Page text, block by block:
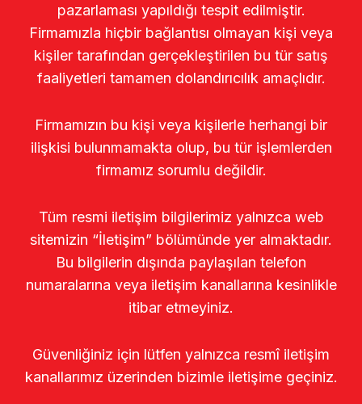
pazarlaması yapıldığı tespit edilmiştir.
Firmamızla hiçbir bağlantısı olmayan kişi veya
kişiler tarafından gerçekleştirilen bu tür satış
faaliyetleri tamamen dolandırıcılık amaçlıdır.
Firmamızın bu kişi veya kişilerle herhangi bir
ilişkisi bulunmamakta olup, bu tür işlemlerden
firmamız sorumlu değildir.
Tüm resmi iletişim bilgilerimiz yalnızca web
sitemizin “İletişim” bölümünde yer almaktadır.
Bu bilgilerin dışında paylaşılan telefon
numaralarına veya iletişim kanallarına kesinlikle
itibar etmeyiniz.
Güvenliğiniz için lütfen yalnızca resmî iletişim
kanallarımız üzerinden bizimle iletişime geçiniz.